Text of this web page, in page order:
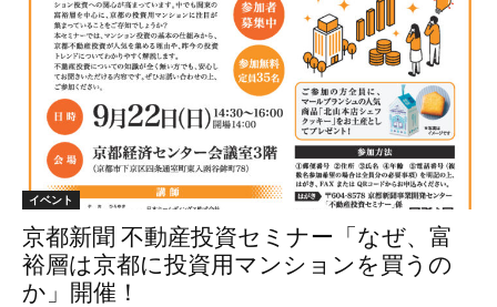
イベント
京都新聞 不動産投資セミナー「なぜ、富
裕層は京都に投資用マンションを買うの
か」開催！